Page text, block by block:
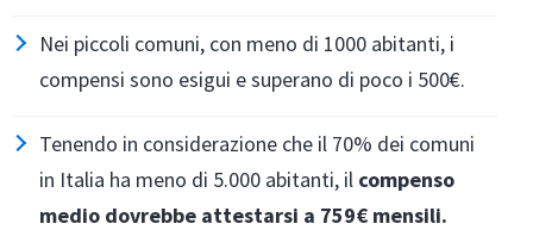
Nei piccoli comuni, con meno di 1000 abitanti, i
compensi sono esigui e superano di poco i 500€.
Tenendo in considerazione che il 70% dei comuni
in Italia ha meno di 5.000 abitanti, il compenso
medio dovrebbe attestarsi a 759€ mensili.